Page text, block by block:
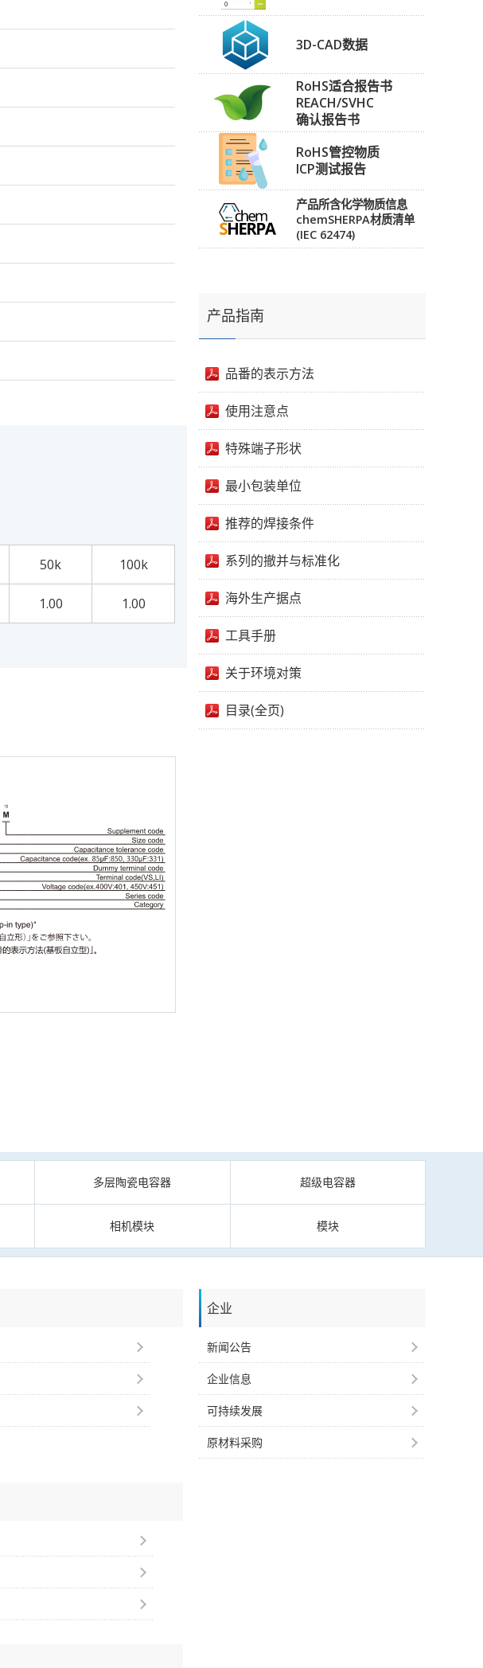
50k 100k
1.00 1.00
3D-CAD数据
RoHS适合报告书
REACH/SVHC
确认报告书
RoHS管控物质
ICP测试报告
产品所含化学物质信息
chemSHERPA材质清单
(IEC 62474)
产品指南
品番的表示方法
使用注意点
特殊端子形状
最小包装单位
推荐的焊接条件
系列的撤并与标准化
海外生产据点
工具手册
关于环境对策
目录(全页)
多层陶瓷电容器 超级电容器
相机模块 模块
企业
新闻公告
企业信息
可持续发展
原材料采购